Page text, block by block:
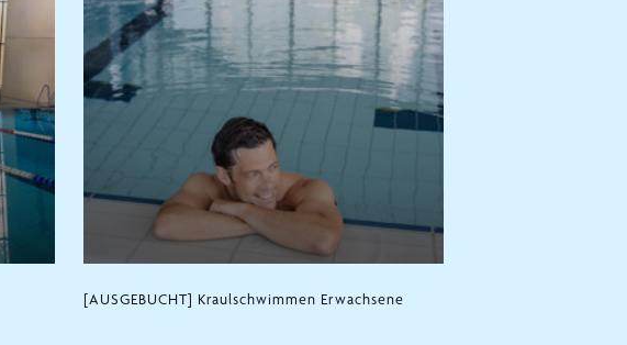
[AUSGEBUCHT] Kraulschwimmen Erwachsene